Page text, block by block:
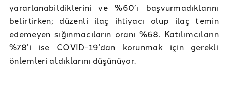
yararlanabildiklerini ve %60’ı başvurmadıklarını
belirtirken; düzenli ilaç ihtiyacı olup ilaç temin
edemeyen sığınmacıların oranı %68. Katılımcıların
%78’i ise COVID-19’dan korunmak için gerekli
önlemleri aldıklarını düşünüyor.